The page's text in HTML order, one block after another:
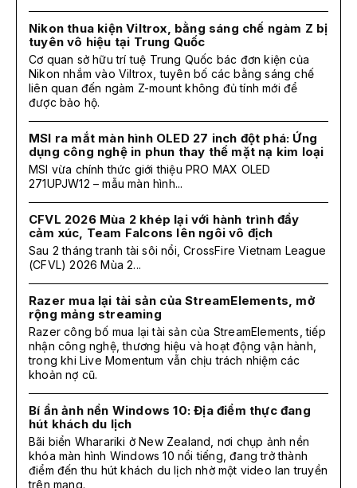
Nikon thua kiện Viltrox, bằng sáng chế ngàm Z bị
tuyên vô hiệu tại Trung Quốc
Cơ quan sở hữu trí tuệ Trung Quốc bác đơn kiện của
Nikon nhắm vào Viltrox, tuyên bố các bằng sáng chế
liên quan đến ngàm Z-mount không đủ tính mới để
được bảo hộ.
MSI ra mắt màn hình OLED 27 inch đột phá: Ứng
dụng công nghệ in phun thay thế mặt nạ kim loại
MSI vừa chính thức giới thiệu PRO MAX OLED
271UPJW12 – mẫu màn hình...
CFVL 2026 Mùa 2 khép lại với hành trình đầy
cảm xúc, Team Falcons lên ngôi vô địch
Sau 2 tháng tranh tài sôi nổi, CrossFire Vietnam League
(CFVL) 2026 Mùa 2...
Razer mua lại tài sản của StreamElements, mở
rộng mảng streaming
Razer công bố mua lại tài sản của StreamElements, tiếp
nhận công nghệ, thương hiệu và hoạt động vận hành,
trong khi Live Momentum vẫn chịu trách nhiệm các
khoản nợ cũ.
Bí ẩn ảnh nền Windows 10: Địa điểm thực đang
hút khách du lịch
Bãi biển Wharariki ở New Zealand, nơi chụp ảnh nền
khóa màn hình Windows 10 nổi tiếng, đang trở thành
điểm đến thu hút khách du lịch nhờ một video lan truyền
trên mạng.